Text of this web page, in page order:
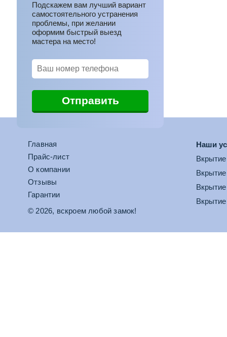
Подскажем вам лучший вариант
самостоятельного устранения
проблемы, при желании
оформим быстрый выезд
мастера на место!
Главная
Прайс-лист
О компании
Отзывы
Гарантии
© 2026, вскроем любой замок!
Наши